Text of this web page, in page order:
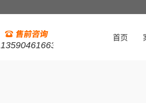
13590461663
首页